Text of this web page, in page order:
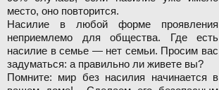
место, оно повторится.
Насилие в любой форме проявления
неприемлемо для общества. Где есть
насилие в семье — нет семьи. Просим вас
задуматься: а правильно ли живете вы?
Помните: мир без насилия начинается в